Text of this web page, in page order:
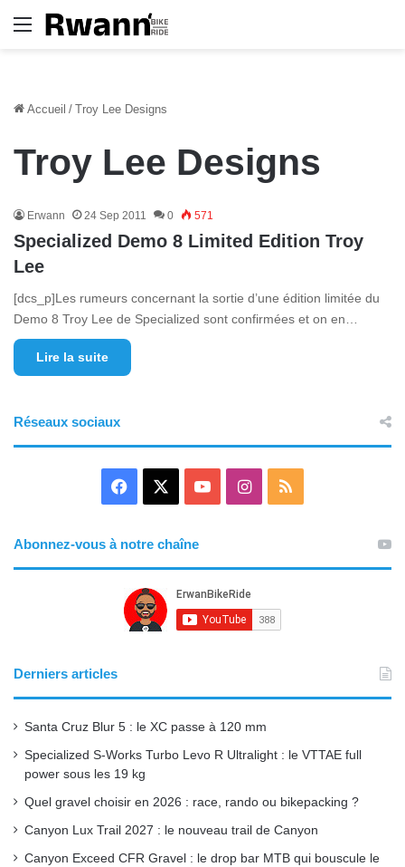
Menu
Accueil / Troy Lee Designs
Troy Lee Designs
Erwann 24 Sep 2011 0 571
Specialized Demo 8 Limited Edition Troy
Lee
[dcs_p]Les rumeurs concernant la sortie d’une édition limitée du
Demo 8 Troy Lee de Specialized sont confirmées et on en…
Lire la suite
Réseaux sociaux
e
b
o
T
u
e
I
a
r
Abonnez-vous à notre chaîne
Derniers articles
Santa Cruz Blur 5 : le XC passe à 120 mm
Specialized S-Works Turbo Levo R Ultralight : le VTTAE full
power sous les 19 kg
Quel gravel choisir en 2026 : race, rando ou bikepacking ?
Canyon Lux Trail 2027 : le nouveau trail de Canyon
Canyon Exceed CFR Gravel : le drop bar MTB qui bouscule le